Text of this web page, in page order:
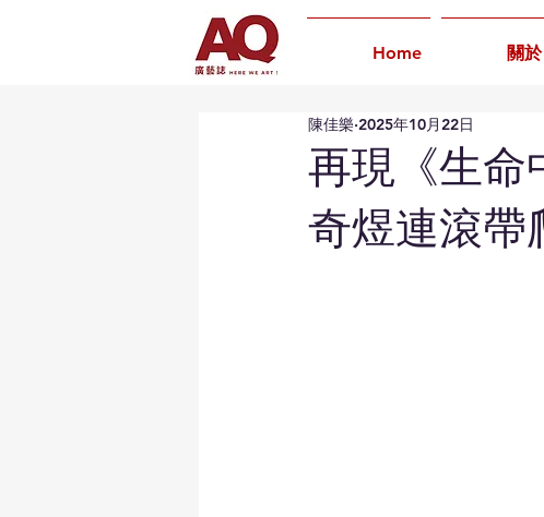
Home 關於
再現《生命
奇煜連滾帶
陳佳樂 2025年10月22日